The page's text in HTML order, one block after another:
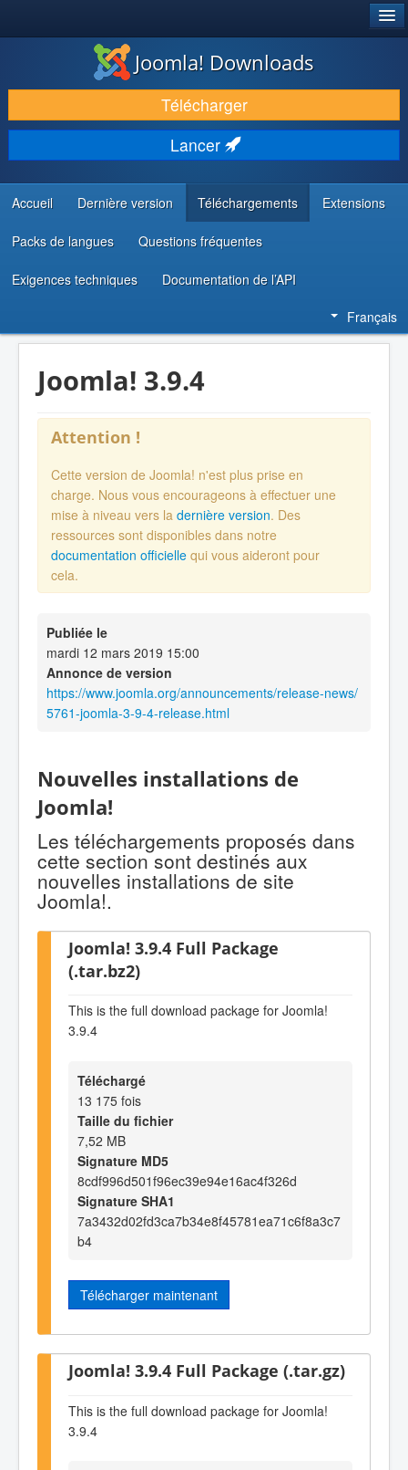
TÉLÉCHARGER & ÉTENDRE
DÉCOUVRIR & APPRENDRE
COMMUNAUTÉ & SUPPORT
RESSOURCES DÉVELOPPEURS
Joomla! Downloads
Télécharger
Lancer
Accueil Dernière version Téléchargements Extensions
Packs de langues Questions fréquentes
Exigences techniques Documentation de l’API
Français
Joomla! 3.9.4
Attention !
Cette version de Joomla! n'est plus prise en
charge. Nous vous encourageons à effectuer une
mise à niveau vers la dernière version. Des
ressources sont disponibles dans notre
documentation officielle qui vous aideront pour
cela.
Publiée le
mardi 12 mars 2019 15:00
Annonce de version
https://www.joomla.org/announcements/release-news/
5761-joomla-3-9-4-release.html
Nouvelles installations de
Joomla!
Les téléchargements proposés dans
cette section sont destinés aux
nouvelles installations de site
Joomla!.
Joomla! 3.9.4 Full Package
(.tar.bz2)
This is the full download package for Joomla!
3.9.4
Téléchargé
13 175 fois
Taille du fichier
7,52 MB
Signature MD5
8cdf996d501f96ec39e94e16ac4f326d
Signature SHA1
7a3432d02fd3ca7b34e8f45781ea71c6f8a3c7
b4
Télécharger maintenant
Joomla! 3.9.4 Full Package (.tar.gz)
This is the full download package for Joomla!
3.9.4